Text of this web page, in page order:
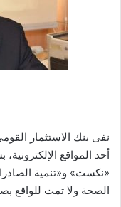
نفى بنك الاستثمار
أحد المواقع
«نكست» و«تنمية
الصحة ولا تمت للواقع